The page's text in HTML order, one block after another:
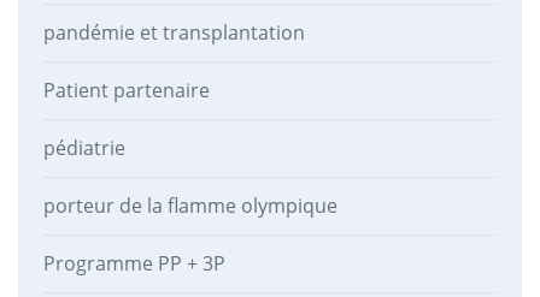
pandémie et transplantation
Patient partenaire
pédiatrie
porteur de la flamme olympique
Programme PP + 3P